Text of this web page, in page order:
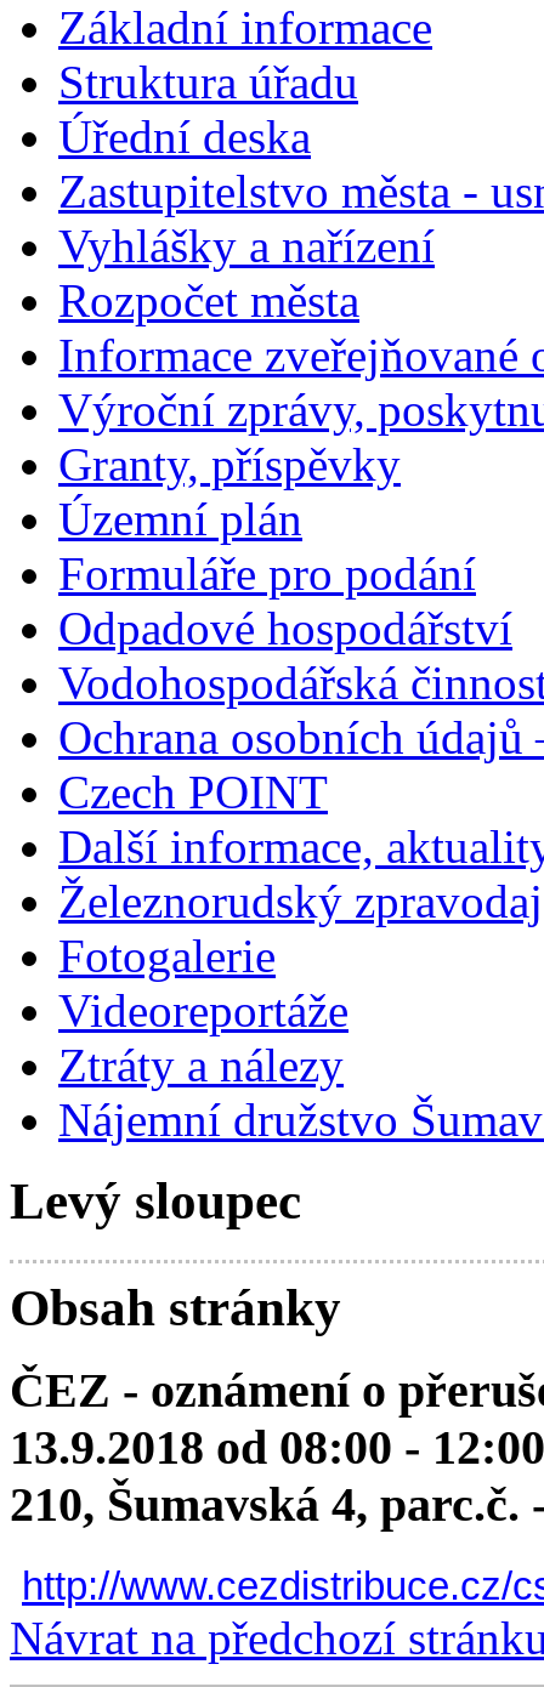
Základní informace
Struktura úřadu
Úřední deska
Zastupitelstvo města -
Vyhlášky a nařízení
Rozpočet města
Informace zveřejňované
Výroční zprávy,
Granty, příspěvky
Územní plán
Formuláře pro podání
Odpadové hospodářství
Vodohospodářská
Ochrana osobních údajů
Czech POINT
Další informace,
Železnorudský zpravodaj
Fotogalerie
Videoreportáže
Ztráty a nálezy
Nájemní družstvo
Levý sloupec
Obsah stránky
ČEZ - oznámení o
13.9.2018 od 08:00 -
210, Šumavská 4, parc.č.
http://www.cezdistribuce.cz/
Návrat na předchozí